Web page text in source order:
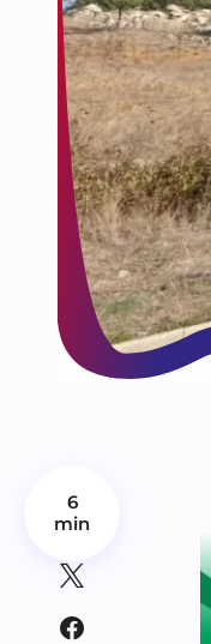
6
min